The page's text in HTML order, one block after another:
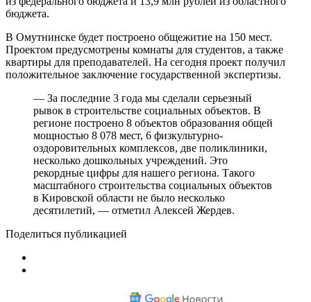
бюджета.
В Омутнинске будет построено общежитие на 150 мест.
Проектом предусмотрены комнаты для студентов, а также
квартиры для преподавателей. На сегодня проект получил
положительное заключение государственной экспертизы.
— За последние 3 года мы сделали серьезный
рывок в строительстве социальных объектов. В
регионе построено 8 объектов образования общей
мощностью 8 078 мест, 6 физкультурно-
оздоровительных комплексов, две поликлиники,
несколько дошкольных учреждений. Это
рекордные цифры для нашего региона. Такого
масштабного строительства социальных объектов
в Кировской области не было несколько
десятилетий, — отметил Алексей Жердев.
Поделиться публикацией